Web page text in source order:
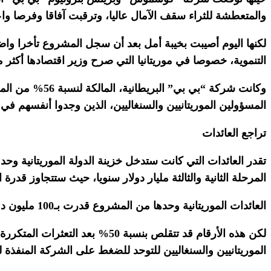
والمتعطشة للثراء سقف الآمال عاليا، وترقبت آفاقا وفرصا
لكنها اليوم أصيبت بخيبة أمل بعد أن سجل المشروع تأخرا
التنموية، خصوصا في موريتانيا التي صرح وزير اقتصادها
وكانت شركة
المسؤولين الموريتانيين والسنغاليين، الذين وجدوا أنفسهم
تراجع العائدات
المرحلة الثانية والثالثة مليار دولار سنويا، حيث ستتجاوز قدرة الإنتاج عتبة 10
العائدات الموريتانية وحدها من المشروع قدرت بـ100 مليون دولار سنويا في المرحلة الأولى من الإنتاج (شترستوك)
لكن هذه الأرقام قد تتقلص
الموريتانيين والسنغاليين للتوحد للضغط على الشركة المنفذة